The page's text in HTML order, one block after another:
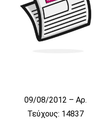
09/08/2012 – Αρ.
Τεύχους: 14837